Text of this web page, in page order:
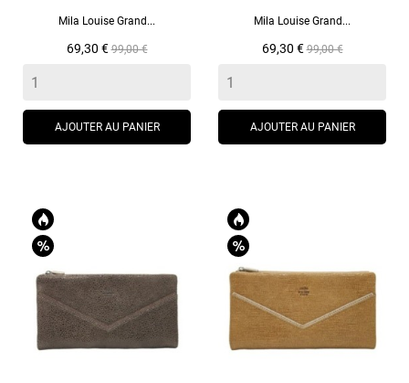
Mila Louise Grand...
Prix
69,30 €Prix
99,00 €
AJOUTER AU PANIER
Mila Louise Grand...
Prix
69,30 €Prix
99,00 €
AJOUTER AU PANIER